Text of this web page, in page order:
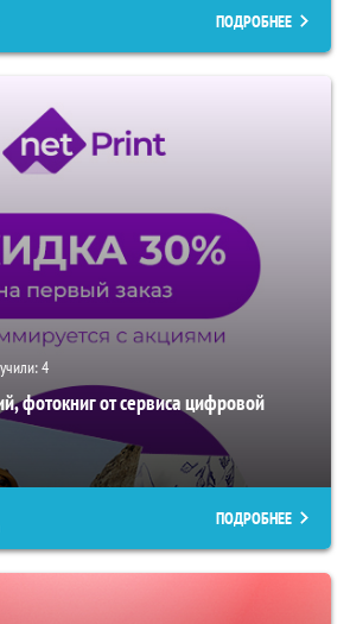
ПОДРОБНЕЕ
4
фотокниг от сервиса цифровой
ПОДРОБНЕЕ